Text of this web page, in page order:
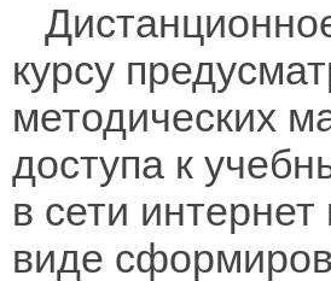
курсу
методических
доступа к
в сети
виде